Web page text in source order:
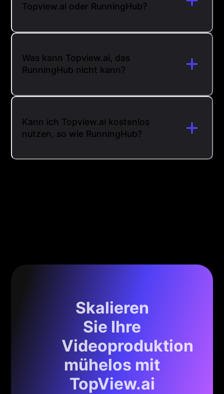
Topview.ai oder RunningHub?
Was kann Topview.ai, das
RunningHub nicht kann?
Kann ich Topview.ai kostenlos
nutzen, so wie RunningHub?
Skalieren
Sie Ihre
Videoproduktion
mühelos mit
TopView.ai